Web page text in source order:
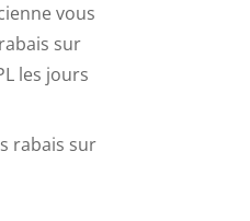
vous
sur
les jours
rabais sur